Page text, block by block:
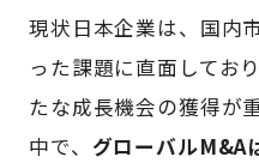
現状日本企業は、国内
った課題に直面してお
たな成長機会の獲得が
中で、 グローバルM&A